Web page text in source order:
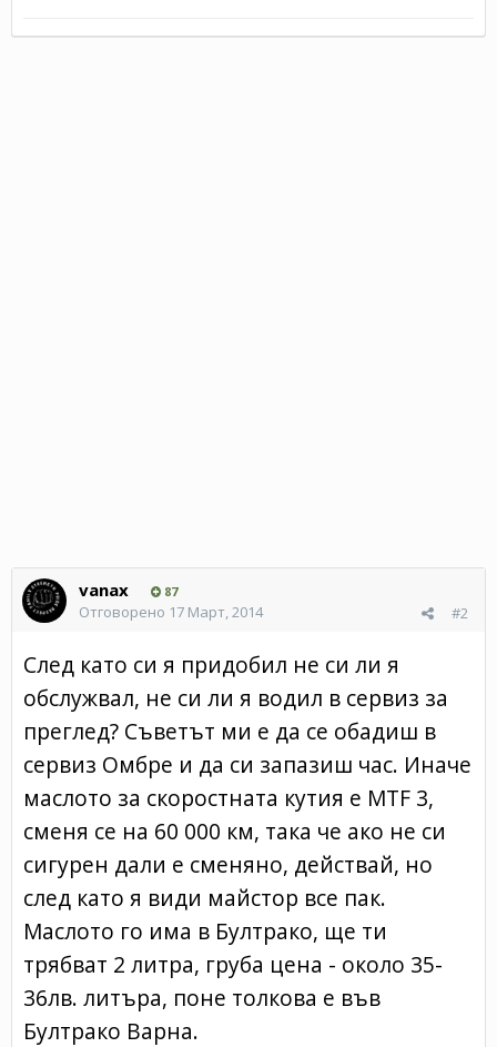
vanax 87
#2
Отговорено 17 Март, 2014
След като си я придобил не си ли я
обслужвал, не си ли я водил в сервиз за
преглед? Съветът ми е да се обадиш в
сервиз Омбре и да си запазиш час. Иначе
маслото за скоростната кутия е MTF 3,
сменя се на 60 000 км, така че ако не си
сигурен дали е сменяно, действай, но
след като я види майстор все пак.
Маслото го има в Бултрако, ще ти
трябват 2 литра, груба цена - около 35-
36лв. литъра, поне толкова е във
Бултрако Варна.